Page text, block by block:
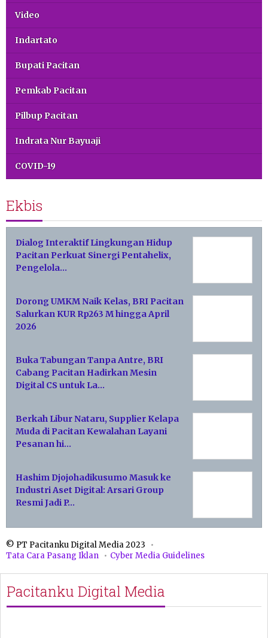
Video
Indartato
Bupati Pacitan
Pemkab Pacitan
Pilbup Pacitan
Indrata Nur Bayuaji
COVID-19
Ekbis
Dialog Interaktif Lingkungan Hidup
Pacitan Perkuat Sinergi Pentahelix,
Pengelola…
Dorong UMKM Naik Kelas, BRI Pacitan
Salurkan KUR Rp263 M hingga April
2026
Buka Tabungan Tanpa Antre, BRI
Cabang Pacitan Hadirkan Mesin
Digital CS untuk La…
Berkah Libur Nataru, Supplier Kelapa
Muda di Pacitan Kewalahan Layani
Pesanan hi…
Hashim Djojohadikusumo Masuk ke
Industri Aset Digital: Arsari Group
Resmi Jadi P…
© PT Pacitanku Digital Media 2023
Tata Cara Pasang Iklan
Cyber Media Guidelines
Pacitanku Digital Media